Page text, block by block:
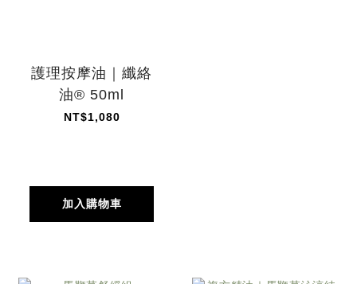
護理按摩油｜纖絡
油® 50ml
NT$1,080
加入購物車